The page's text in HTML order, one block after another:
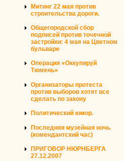
Митинг 22 мая против
строительства дороги.
Общегородской сбор
подписей против точечной
застройки: 4 мая на Цветном
бульваре
Операция «Оккупируй
Тюмень»
Организаторы протеста
против выборов хотят все
сделать по закону
Политический юмор.
Последняя музейная ночь
(комендантский час)
ПРИГОВОР НЮРНБЕРГА
27.12.2007